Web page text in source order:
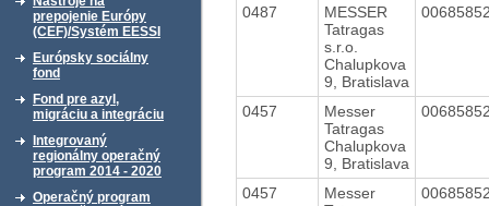
prepojenie Európy
(CEF)/Systém EESSI
Európsky sociálny
fond
Fond pre azyl,
migráciu a integráciu
Integrovaný
regionálny operačný
program 2014 - 2020
Operačný program
0487
MESSER
Tatragas
s.r.o.
Chalupkova
9, Bratislava
0457
Messer
Tatragas
Chalupkova
9, Bratislava
0457
Messer